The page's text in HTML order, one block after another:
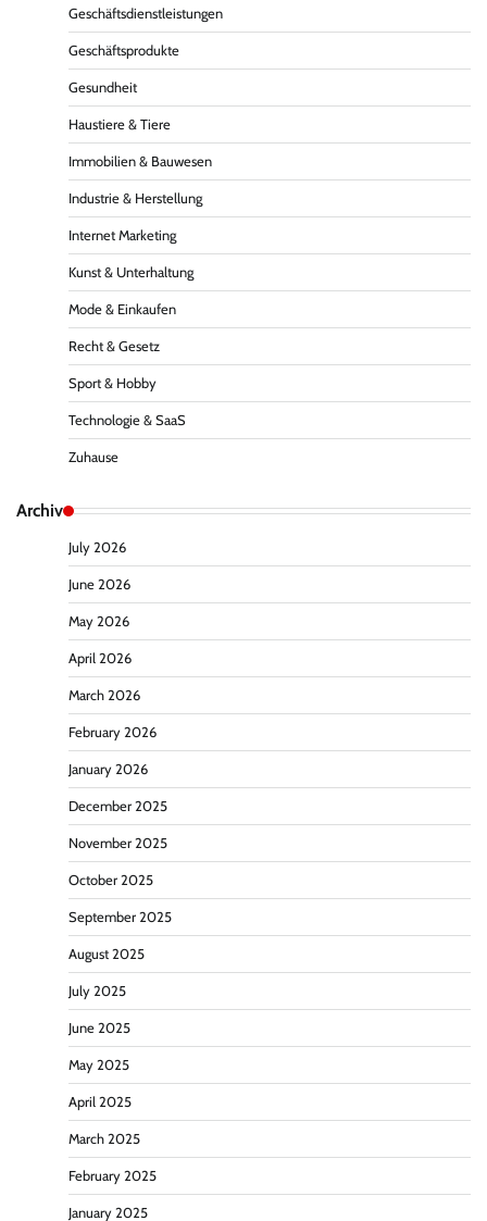
Geschäftsdienstleistungen
Geschäftsprodukte
Gesundheit
Haustiere & Tiere
Immobilien & Bauwesen
Industrie & Herstellung
Internet Marketing
Kunst & Unterhaltung
Mode & Einkaufen
Recht & Gesetz
Sport & Hobby
Technologie & SaaS
Zuhause
Archiv
July 2026
June 2026
May 2026
April 2026
March 2026
February 2026
January 2026
December 2025
November 2025
October 2025
September 2025
August 2025
July 2025
June 2025
May 2025
April 2025
March 2025
February 2025
January 2025